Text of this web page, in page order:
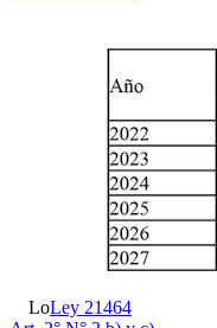
LoLey 21464